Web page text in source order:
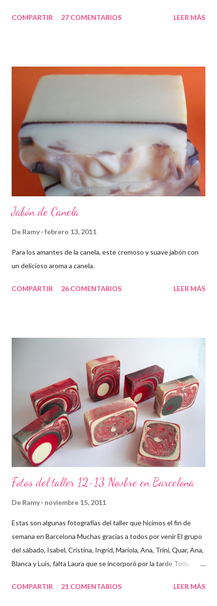
COMPARTIR 27 COMENTARIOS LEER MÁS
Jabón de Canela
De Ramy febrero 13, 2011
Para los amantes de la canela, este cremoso y suave jabón con
un delicioso aroma a canela.
COMPARTIR 26 COMENTARIOS LEER MÁS
Fotos del taller 12-13 Novbre en Barcelona
De Ramy noviembre 15, 2011
Estas son algunas fotografías del taller que hicimos el fin de
semana en Barcelona Muchas gracias a todos por venir El grupo
del sábado, Isabel, Cristina, Ingrid, Mariola, Ana, Trini, Quar, Ana,
Blanca y Luis, falta Laura que se incorporó por la tarde Todo
primero un poco de teórica para tener claro lo que tenemos que
COMPARTIR 21 COMENTARIOS LEER MÁS